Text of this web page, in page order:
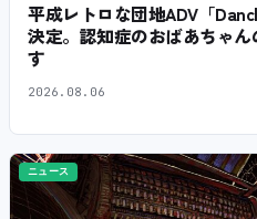
平成レトロな団地ADV「
決定。認知症のおばあちゃ
す
2026.08.06
ニュース